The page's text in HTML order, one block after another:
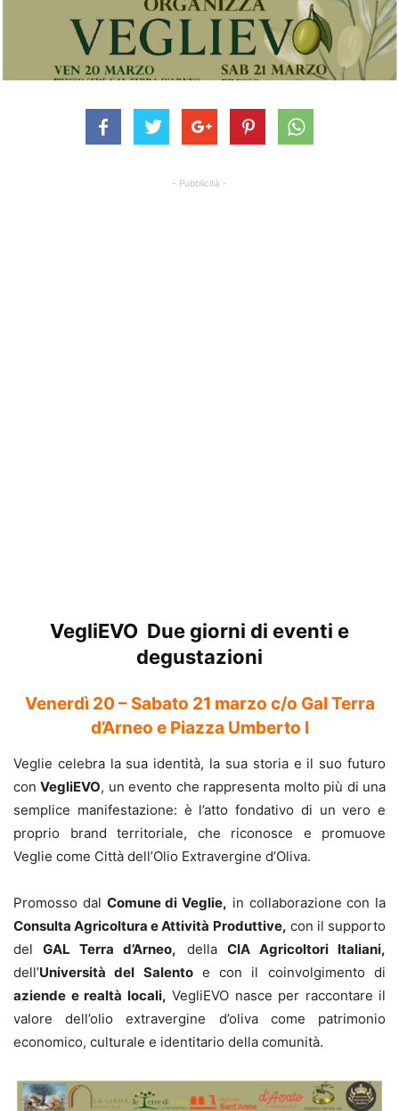
- Pubblicità -
VegliEVO Due giorni di eventi e
degustazioni
Venerdì 20 – Sabato 21 marzo c/o Gal Terra
d’Arneo e Piazza Umberto I
Veglie celebra la sua identità, la sua storia e il suo futuro
conVegliEVO, un evento che rappresenta molto più di una
semplice manifestazione: è l’atto fondativo di un vero e
proprio brand territoriale, che riconosce e promuove
Veglie come Città dell’Olio Extravergine d’Oliva.
Promosso dal Comune di Veglie, in collaborazione con la
Consulta Agricoltura e Attività Produttive, con il supporto
delGAL Terra d’Arneo, della CIA Agricoltori Italiani,
dell’Università del Salentoe con il coinvolgimento di
aziende e realtà locali, VegliEVO nasce per raccontare il
valore dell’olio extravergine d’oliva come patrimonio
economico, culturale e identitario della comunità.